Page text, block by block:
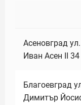
Асеновград
Иван Асен II 34
Благоевград
Димитър